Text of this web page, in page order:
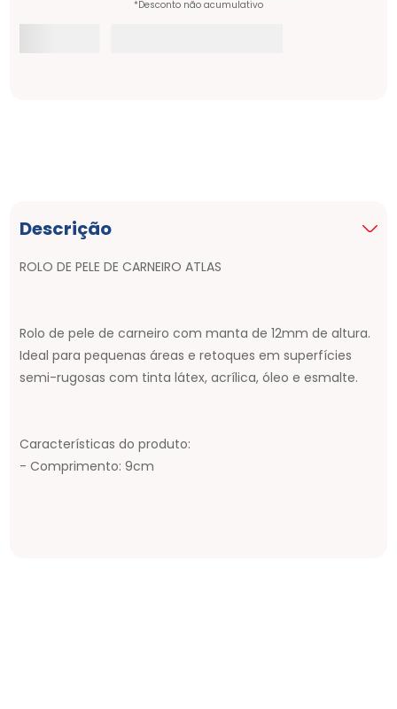
Descrição
ROLO DE PELE DE CARNEIRO ATLAS
Rolo de pele de carneiro com manta de 12mm de altura.
Ideal para pequenas áreas e retoques em superfícies
semi-rugosas com tinta látex, acrílica, óleo e esmalte.
Características do produto:
- Comprimento: 9cm